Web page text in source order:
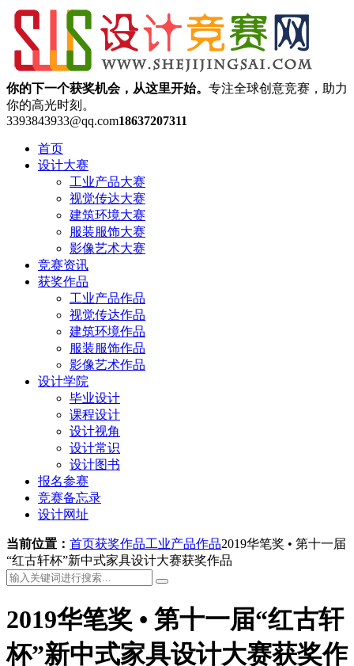
你的下一个获奖机会，从这里开始。 专注全球创意竞赛，助力
你的高光时刻。
3393843933@qq.com18637207311
首页
设计大赛
工业产品大赛
视觉传达大赛
建筑环境大赛
服装服饰大赛
影像艺术大赛
竞赛资讯
获奖作品
工业产品作品
视觉传达作品
建筑环境作品
服装服饰作品
影像艺术作品
设计学院
毕业设计
课程设计
设计视角
设计常识
设计图书
报名参赛
竞赛备忘录
设计网址
当前位置： 首页获奖作品工业产品作品2019华笔奖 • 第十一届
“红古轩杯”新中式家具设计大赛获奖作品
2019华笔奖 • 第十一届“红古轩
杯”新中式家具设计大赛获奖作